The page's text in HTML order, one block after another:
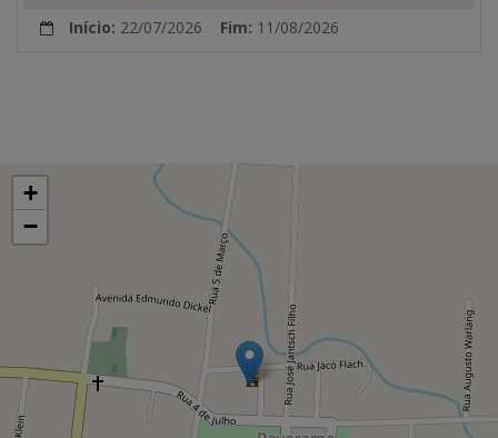
Início: 22/07/2026 Fim: 11/08/2026
+
−